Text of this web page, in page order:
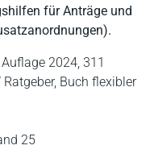
für Anträge und
2024, 311
Buch flexibler
25